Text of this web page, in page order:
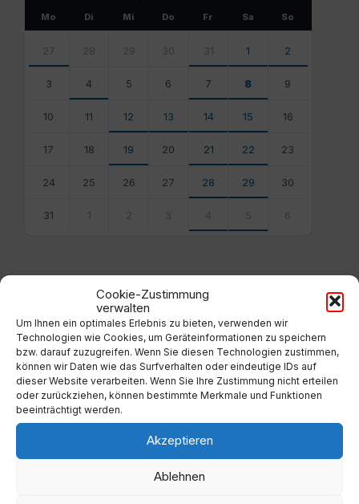
Cookie-Zustimmung
verwalten
Um Ihnen ein optimales Erlebnis zu bieten, verwenden wir
Technologien wie Cookies, um Geräteinformationen zu speichern
bzw. darauf zuzugreifen. Wenn Sie diesen Technologien zustimmen,
können wir Daten wie das Surfverhalten oder eindeutige IDs auf
dieser Website verarbeiten. Wenn Sie Ihre Zustimmung nicht erteilen
oder zurückziehen, können bestimmte Merkmale und Funktionen
beeinträchtigt werden.
Akzeptieren
Ablehnen
Month
Mo Di Mi Do Fr Sa So
calendar
days
27 28 29 30 31 1 2
3 4 5 6 7 8 9
10 11 12 13 14 15 16
17 18 19 20 21 22 23
24 25 26 27 28 29 30
31 1 2 3 4 5 6
Filter
Von:
Bis:
Filter